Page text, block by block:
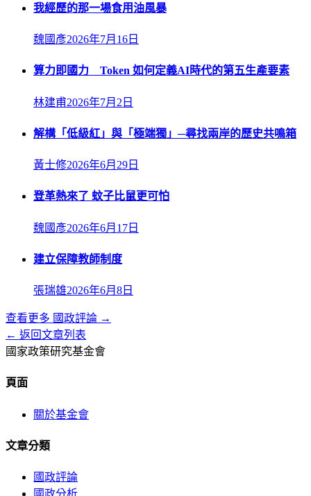
我經歷的那一場食用油風暴
魏國彥2026年7月16日
算力即國力 Token 如何定義AI時代的第五生產要素
林建甫2026年7月2日
解構「低級紅」與「極端獨」─尋找兩岸的歷史共鳴箱
黃士修2026年6月29日
登革熱來了 蚊子比鼠更可怕
魏國彥2026年6月17日
建立保障教師制度
張瑞雄2026年6月8日
查看更多 國政評論 →
← 返回文章列表
國家政策研究基金會
頁面
關於基金會
文章分類
國政評論